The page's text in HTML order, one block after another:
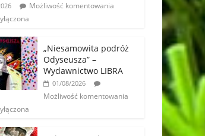
Możliwość komentowania
„Niesamowita podróż
Odyseusza” –
Wydawnictwo LIBRA
01/08/2026
Możliwość komentowania